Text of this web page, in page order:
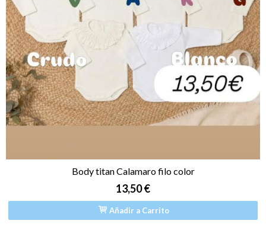
Body titan Calamaro filo color
13,50 €
Añadir a Carrito